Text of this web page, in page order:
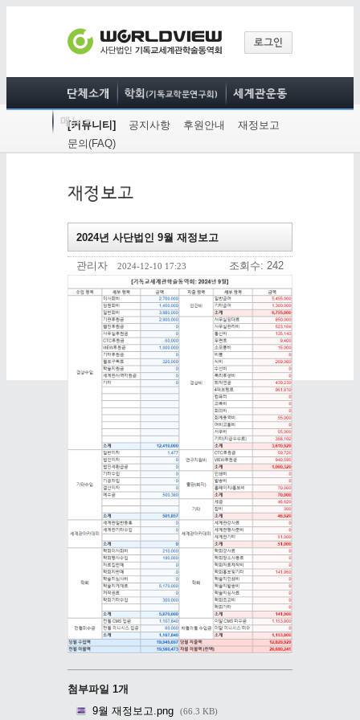
[커뮤니티] 공지사항 후원안내
재정보고
문의(FAQ)
2024년 사단법인 9월 재정보고
관리자 2024-12-10 17:23 조회수: 242
첨부파일 1개
9월 재정보고.png
(66.3 KB)